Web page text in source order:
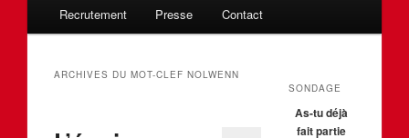
au
au
Recrutement Presse Contact
ARCHIVES DU MOT-CLEFNOLWENN
SONDAGE
As-tu déjà
fait partie